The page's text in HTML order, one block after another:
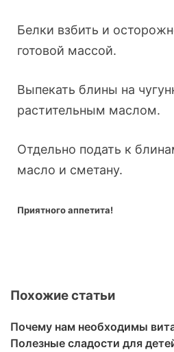
Белки взбить и
готовой массой.
Выпекать блины на
растительным маслом.
Отдельно подать к
масло и сметану.
Приятного аппетита!
Похожие статьи
Почему нам необходимы
Полезные сладости для